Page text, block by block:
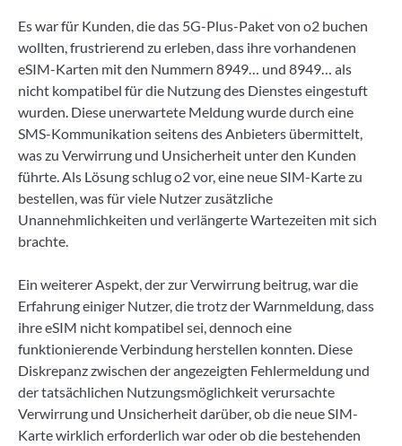
Es war für Kunden, die das 5G-Plus-Paket von o2 buchen
wollten, frustrierend zu erleben, dass ihre vorhandenen
eSIM-Karten mit den Nummern 8949… und 8949… als
nicht kompatibel für die Nutzung des Dienstes eingestuft
wurden. Diese unerwartete Meldung wurde durch eine
SMS-Kommunikation seitens des Anbieters übermittelt,
was zu Verwirrung und Unsicherheit unter den Kunden
führte. Als Lösung schlug o2 vor, eine neue SIM-Karte zu
bestellen, was für viele Nutzer zusätzliche
Unannehmlichkeiten und verlängerte Wartezeiten mit sich
brachte.
Ein weiterer Aspekt, der zur Verwirrung beitrug, war die
Erfahrung einiger Nutzer, die trotz der Warnmeldung, dass
ihre eSIM nicht kompatibel sei, dennoch eine
funktionierende Verbindung herstellen konnten. Diese
Diskrepanz zwischen der angezeigten Fehlermeldung und
der tatsächlichen Nutzungsmöglichkeit verursachte
Verwirrung und Unsicherheit darüber, ob die neue SIM-
Karte wirklich erforderlich war oder ob die bestehenden